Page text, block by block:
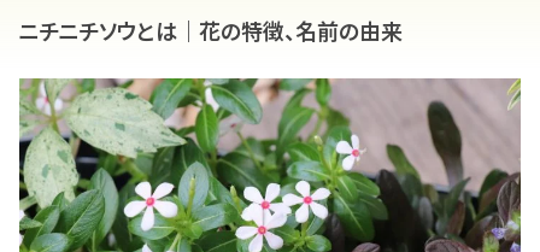
ニチニチソウとは｜花の特徴、名前の由来